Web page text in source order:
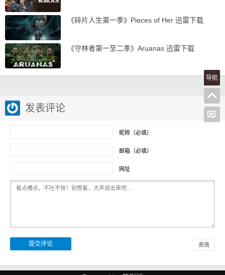
《碎片人生第一季》Pieces of Her 迅雷下载
《守林者第一至二季》Aruanas 迅雷下载
发表评论
昵称（必填）
邮箱（必填）
网址
表情
导航